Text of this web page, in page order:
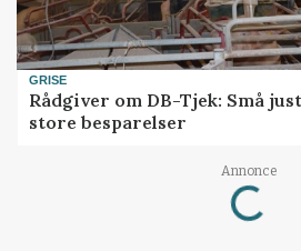
GRISE
Rådgiver om DB-Tjek: Små
store besparelser
Annonce
Loading...